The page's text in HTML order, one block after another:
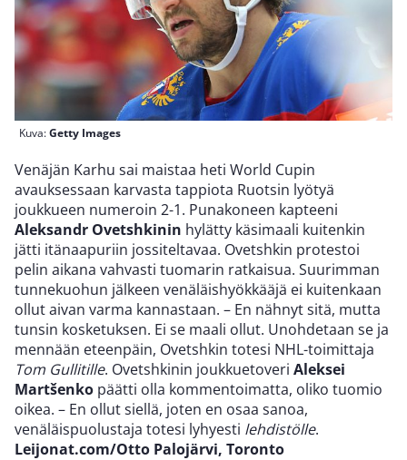
Kuva:Getty Images
Venäjän Karhu sai maistaa heti World Cupin
avauksessaan karvasta tappiota Ruotsin lyötyä
joukkueen numeroin 2-1. Punakoneen kapteeni
Aleksandr Ovetshkinin hylätty käsimaali kuitenkin
jätti itänaapuriin jossiteltavaa. Ovetshkin protestoi
pelin aikana vahvasti tuomarin ratkaisua. Suurimman
tunnekuohun jälkeen venäläishyökkääjä ei kuitenkaan
ollut aivan varma kannastaan. – En nähnyt sitä, mutta
tunsin kosketuksen. Ei se maali ollut. Unohdetaan se ja
mennään eteenpäin, Ovetshkin totesi NHL-toimittaja
Tom Gullitille. Ovetshkinin joukkuetoveri Aleksei
Martšenko päätti olla kommentoimatta, oliko tuomio
oikea. – En ollut siellä, joten en osaa sanoa,
venäläispuolustaja totesi lyhyesti lehdistölle.
Leijonat.com/Otto Palojärvi, Toronto